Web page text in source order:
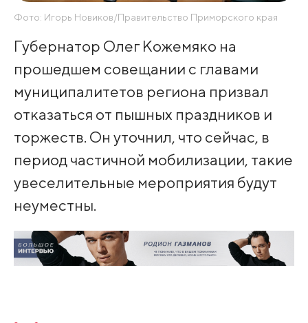
Фото: Игорь Новиков/Правительство Приморского края
Губернатор Олег Кожемяко на
прошедшем совещании с главами
муниципалитетов региона призвал
отказаться от пышных праздников и
торжеств. Он уточнил, что сейчас, в
период частичной мобилизации, такие
увеселительные мероприятия будут
неуместны.